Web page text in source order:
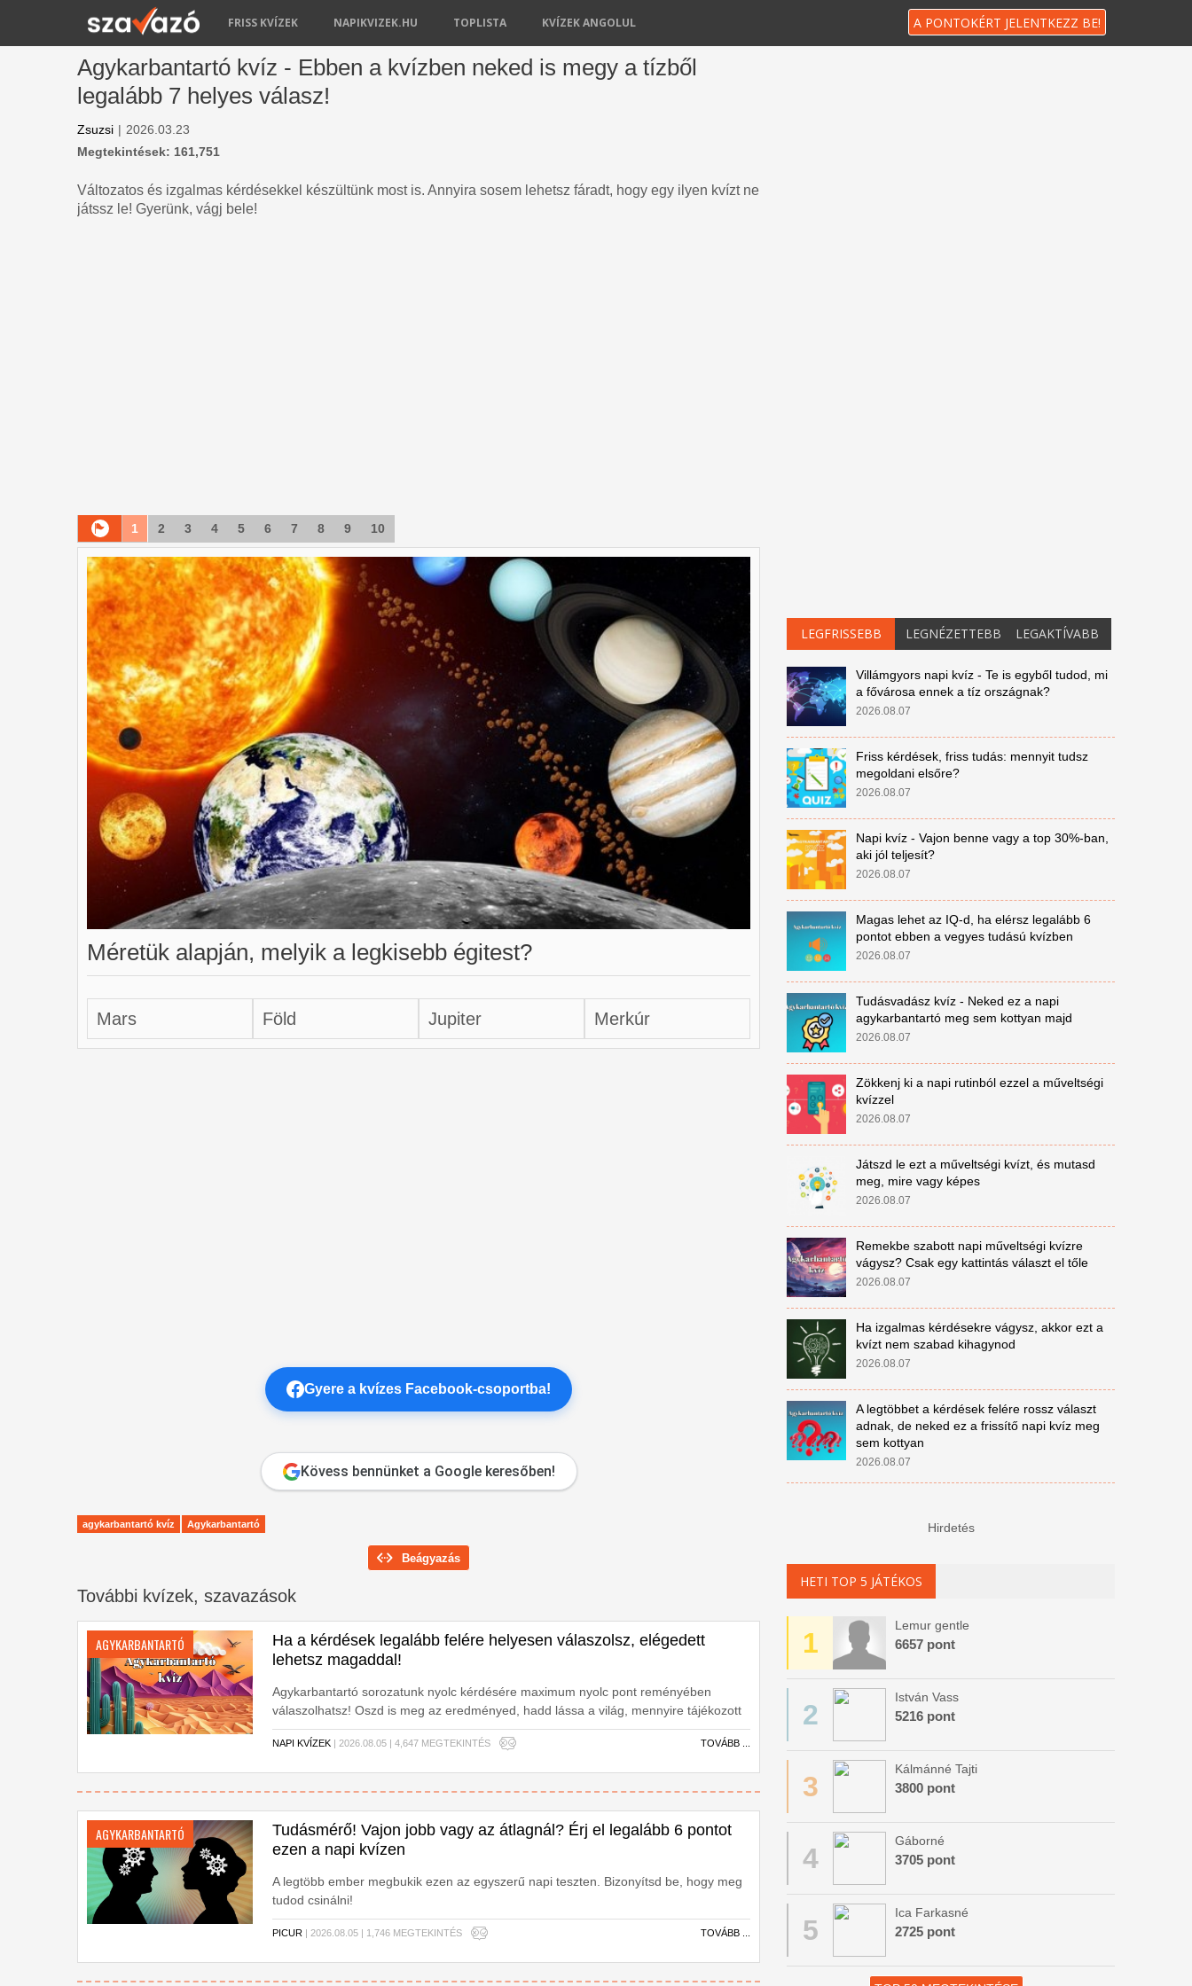
A PONTOKÉRT JELENTKEZZ BE!
FRISS KVÍZEK NAPIKVIZEK.HU TOPLISTA KVÍZEK ANGOLUL
Agykarbantartó kvíz - Ebben a kvízben neked is megy a tízből
legalább 7 helyes válasz!
Zsuzsi | 2026.03.23
Megtekintések: 161,751
Változatos és izgalmas kérdésekkel készültünk most is. Annyira sosem lehetsz fáradt, hogy egy ilyen kvízt ne
játssz le! Gyerünk, vágj bele!
1 2 3 4 5 6 7 8 9 10
Méretük alapján, melyik a legkisebb égitest?
Mars Föld Jupiter Merkúr
Gyere a kvízes Facebook-csoportba!
Kövess bennünket a Google keresőben!
agykarbantartó kvíz Agykarbantartó
Beágyazás
További kvízek, szavazások
AGYKARBANTARTÓ
Ha a kérdések legalább felére helyesen válaszolsz, elégedett
lehetsz magaddal!
Agykarbantartó sorozatunk nyolc kérdésére maximum nyolc pont reményében
válaszolhatsz! Oszd is meg az eredményed, hadd lássa a világ, mennyire tájékozott
vagy!
NAPI KVÍZEK | 2026.08.05 | 4,647 MEGTEKINTÉS TOVÁBB ...
AGYKARBANTARTÓ
Tudásmérő! Vajon jobb vagy az átlagnál? Érj el legalább 6 pontot
ezen a napi kvízen
A legtöbb ember megbukik ezen az egyszerű napi teszten. Bizonyítsd be, hogy meg
tudod csinálni!
PICUR | 2026.08.05 | 1,746 MEGTEKINTÉS TOVÁBB ...
LEGFRISSEBB LEGNÉZETTEBB LEGAKTÍVABB
Villámgyors napi kvíz - Te is egyből tudod, mi
a fővárosa ennek a tíz országnak?
2026.08.07
Friss kérdések, friss tudás: mennyit tudsz
megoldani elsőre?
2026.08.07
Napi kvíz - Vajon benne vagy a top 30%-ban,
aki jól teljesít?
2026.08.07
Magas lehet az IQ-d, ha elérsz legalább 6
pontot ebben a vegyes tudású kvízben
2026.08.07
Tudásvadász kvíz - Neked ez a napi
agykarbantartó meg sem kottyan majd
2026.08.07
Zökkenj ki a napi rutinból ezzel a műveltségi
kvízzel
2026.08.07
Játszd le ezt a műveltségi kvízt, és mutasd
meg, mire vagy képes
2026.08.07
Remekbe szabott napi műveltségi kvízre
vágysz? Csak egy kattintás választ el tőle
2026.08.07
Ha izgalmas kérdésekre vágysz, akkor ezt a
kvízt nem szabad kihagynod
2026.08.07
A legtöbbet a kérdések felére rossz választ
adnak, de neked ez a frissítő napi kvíz meg
sem kottyan
2026.08.07
Hirdetés
HETI TOP 5 JÁTÉKOS
1
Lemur gentle
6657 pont
2
István Vass
5216 pont
3
Kálmánné Tajti
3800 pont
4
Gáborné
3705 pont
5
Ica Farkasné
2725 pont